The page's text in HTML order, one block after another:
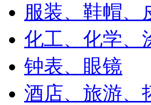
服装、鞋帽、
化工、化学、
钟表、眼镜
酒店、旅游、